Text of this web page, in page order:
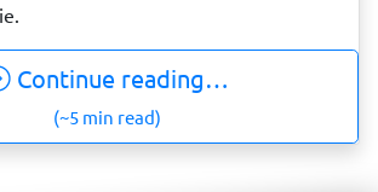
Continue reading…
(~5 min read)